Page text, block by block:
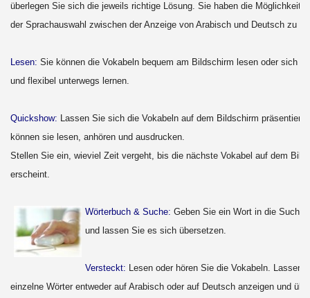
überlegen Sie sich die jeweils richtige Lösung. Sie haben die Möglichkeit,
der Sprachauswahl zwischen der Anzeige von Arabisch und Deutsch zu
Lesen: Sie können die Vokabeln bequem am Bildschirm lesen oder sich
und flexibel unterwegs lernen.
Quickshow: Lassen Sie sich die Vokabeln auf dem Bildschirm
können sie lesen, anhören und ausdrucken.
Stellen Sie ein, wieviel Zeit vergeht, bis die nächste Vokabel auf dem
erscheint.
Wörterbuch & Suche: Geben Sie ein Wort in die
und lassen Sie es sich übersetzen.
Versteckt: Lesen oder hören Sie die Vokabeln. Lassen
einzelne Wörter entweder auf Arabisch oder auf Deutsch anzeigen und